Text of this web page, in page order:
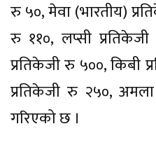
रु ५०, मेवा (भारतीय)
रु ११०, लप्सी
प्रतिकेजी रु ५००, किबी
प्रतिकेजी रु २५०,
गरिएको छ ।